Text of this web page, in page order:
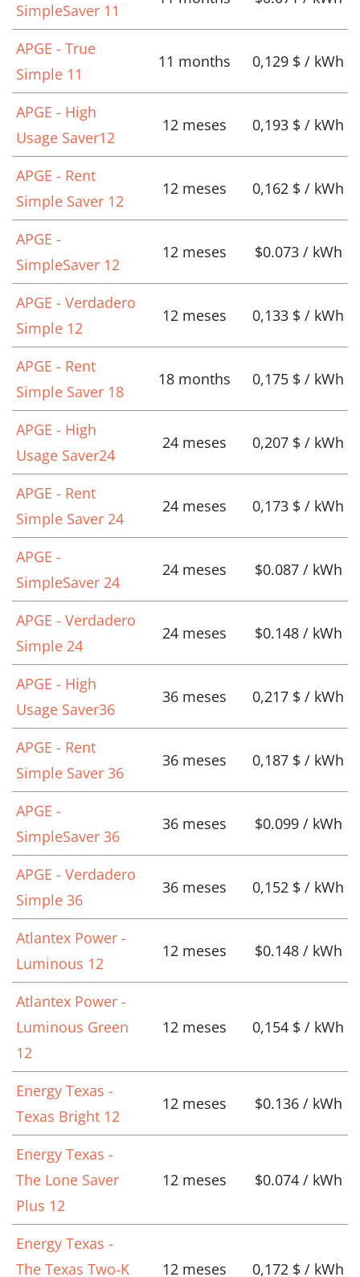
SimpleSaver 11
APGE - True
Simple 11
11 months 0,129 $ / kWh
APGE - High
Usage Saver12
12 meses 0,193 $ / kWh
APGE - Rent
Simple Saver 12
12 meses 0,162 $ / kWh
APGE -
SimpleSaver 12
12 meses $0.073 / kWh
APGE - Verdadero
Simple 12
12 meses 0,133 $ / kWh
APGE - Rent
Simple Saver 18
18 months 0,175 $ / kWh
APGE - High
Usage Saver24
24 meses 0,207 $ / kWh
APGE - Rent
Simple Saver 24
24 meses 0,173 $ / kWh
APGE -
SimpleSaver 24
24 meses $0.087 / kWh
APGE - Verdadero
Simple 24
24 meses $0.148 / kWh
APGE - High
Usage Saver36
36 meses 0,217 $ / kWh
APGE - Rent
Simple Saver 36
36 meses 0,187 $ / kWh
APGE -
SimpleSaver 36
36 meses $0.099 / kWh
APGE - Verdadero
Simple 36
36 meses 0,152 $ / kWh
Atlantex Power -
Luminous 12
12 meses $0.148 / kWh
Atlantex Power -
Luminous Green
12
12 meses 0,154 $ / kWh
Energy Texas -
Texas Bright 12
12 meses $0.136 / kWh
Energy Texas -
The Lone Saver
Plus 12
12 meses $0.074 / kWh
Energy Texas -
The Texas Two-K
12 meses 0,172 $ / kWh